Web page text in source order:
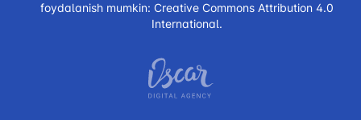
foydalanish mumkin: Creative Commons Attribution 4.0
International.